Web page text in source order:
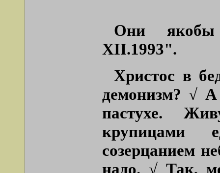
Они якобы
XII.1993".
Христос в
демонизм? √
пастухе.
крупицами
созерцанием
надо. √ Так,